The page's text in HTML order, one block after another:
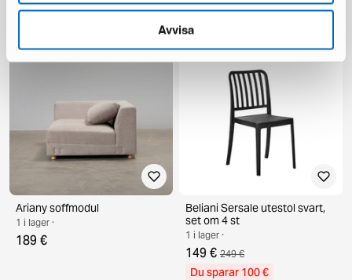
Avvisa
110 € 335 € 481 €
Du sparar 146 €
Ariany soffmodul
1 i lager ·
189 €
Beliani Sersale utestol svart,
set om 4 st
1 i lager ·
149 € 249 €
Du sparar 100 €